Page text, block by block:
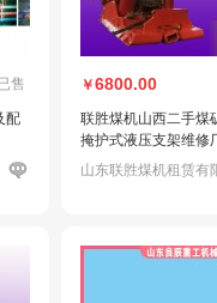
售
配
￥6800.00
联胜煤机山西二手煤
掩护式液压支架维修
山东联胜煤机租赁有